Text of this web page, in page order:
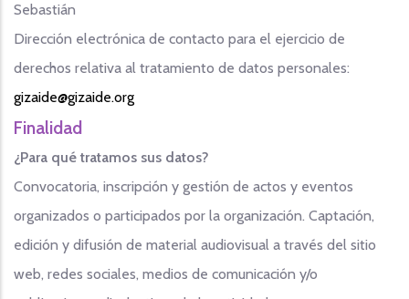
Sebastián
Dirección electrónica de contacto para el ejercicio de
derechos relativa al tratamiento de datos personales:
gizaide@gizaide.org
Finalidad
¿Para qué tratamos sus datos?
Convocatoria, inscripción y gestión de actos y eventos
organizados o participados por la organización. Captación,
edición y difusión de material audiovisual a través del sitio
web, redes sociales, medios de comunicación y/o